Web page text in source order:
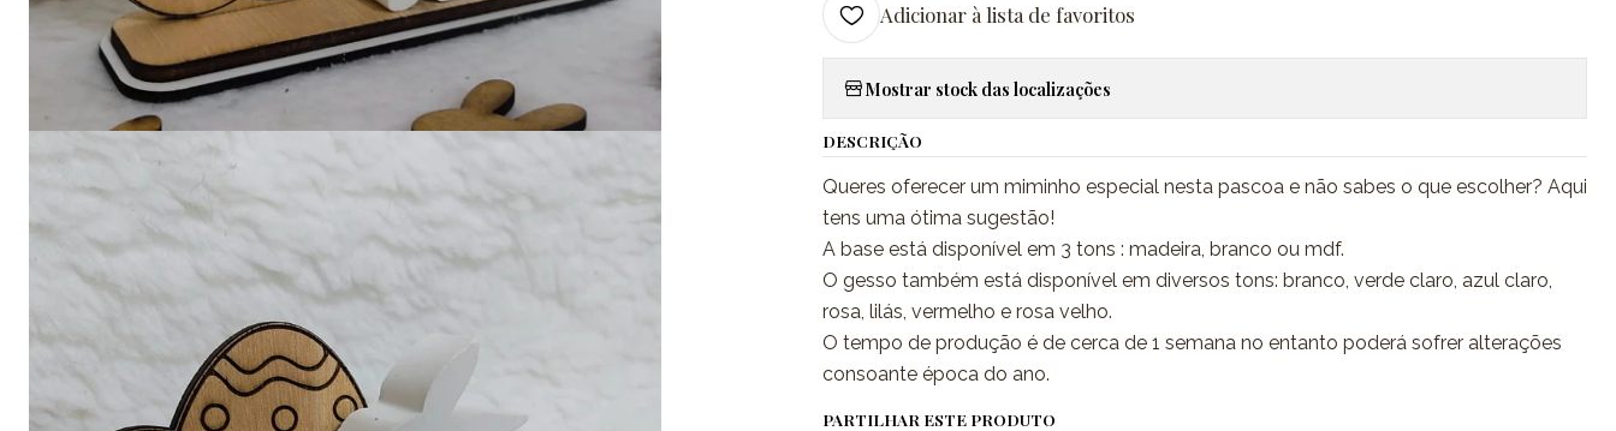
Adicionar à lista de favoritos
Mostrar stock das localizações
DESCRIÇÃO
Queres oferecer um miminho especial nesta pascoa e não sabes o que escolher? Aqui
tens uma ótima sugestão!
A base está disponível em 3 tons : madeira, branco ou mdf.
O gesso também está disponível em diversos tons: branco, verde claro, azul claro,
rosa, lilás, vermelho e rosa velho.
O tempo de produção é de cerca de 1 semana no entanto poderá sofrer alterações
consoante época do ano.
PARTILHAR ESTE PRODUTO